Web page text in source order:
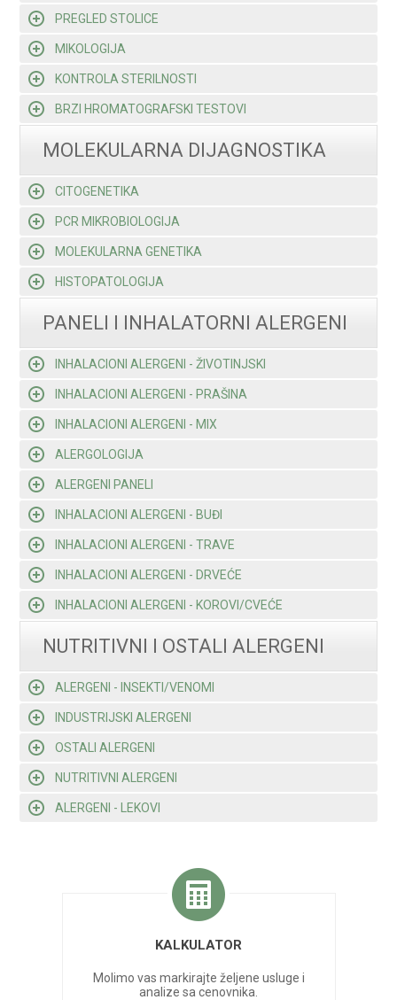
PREGLED STOLICE
MIKOLOGIJA
KONTROLA STERILNOSTI
BRZI HROMATOGRAFSKI TESTOVI
MOLEKULARNA DIJAGNOSTIKA
CITOGENETIKA
PCR MIKROBIOLOGIJA
MOLEKULARNA GENETIKA
HISTOPATOLOGIJA
PANELI I INHALATORNI ALERGENI
INHALACIONI ALERGENI - ŽIVOTINJSKI
INHALACIONI ALERGENI - PRAŠINA
INHALACIONI ALERGENI - MIX
ALERGOLOGIJA
ALERGENI PANELI
INHALACIONI ALERGENI - BUĐI
INHALACIONI ALERGENI - TRAVE
INHALACIONI ALERGENI - DRVEĆE
INHALACIONI ALERGENI - KOROVI/CVEĆE
NUTRITIVNI I OSTALI ALERGENI
ALERGENI - INSEKTI/VENOMI
INDUSTRIJSKI ALERGENI
OSTALI ALERGENI
NUTRITIVNI ALERGENI
ALERGENI - LEKOVI
KALKULATOR
Molimo vas markirajte željene usluge i
analize sa cenovnika.